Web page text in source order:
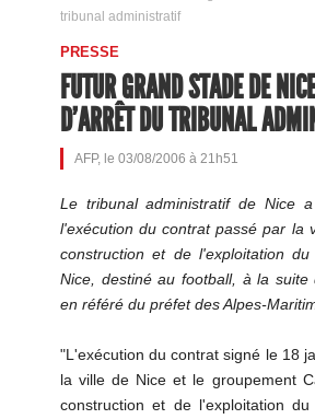
tribunal administratif
PRESSE
FUTUR GRAND STADE DE
D'ARRÊT DU TRIBUNAL
AFP, le 03/08/2006 à 21h51
Le tribunal administratif de Nice
l'exécution du contrat passé par la
construction et de l'exploitation
Nice, destiné au football, à la suite
en référé du préfet des Alpes-
"L'exécution du contrat signé le 18
la ville de Nice et le groupement
construction et de l'exploitation